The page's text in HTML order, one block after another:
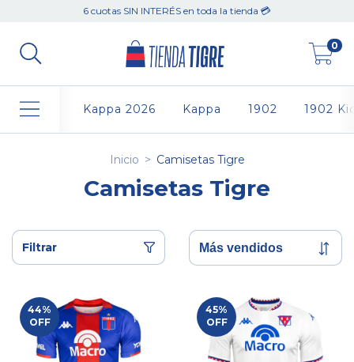
6 cuotas SIN INTERÉS en toda la tienda 💳
0
Kappa 2026 Kappa 1902 1902
Inicio > Camisetas Tigre
Camisetas Tigre
Filtrar
44%
OFF
45%
OFF